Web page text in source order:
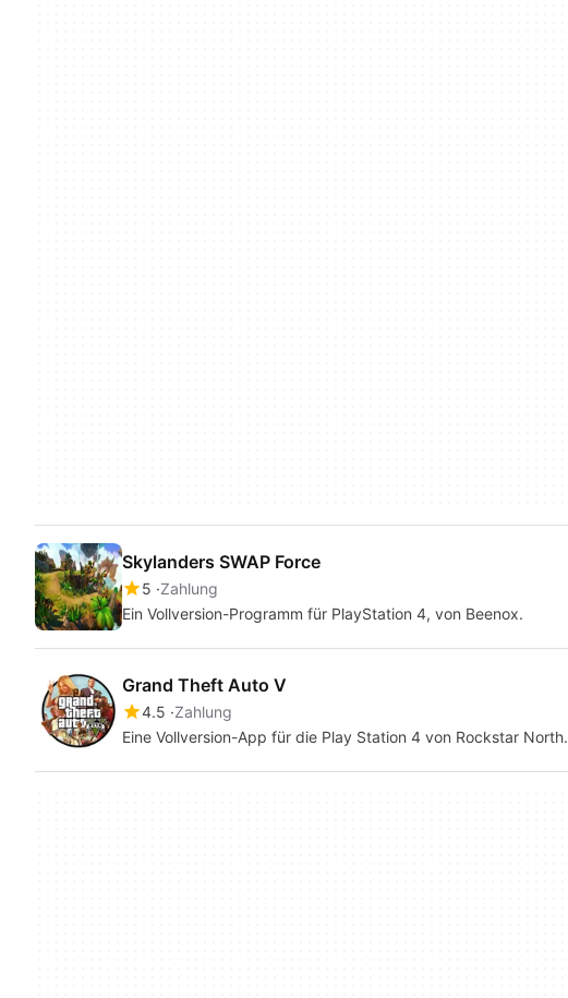
Skylanders SWAP Force
5 Zahlung
Ein Vollversion-Programm für PlayStation 4, von Beenox.
Grand Theft Auto V
4.5 Zahlung
Eine Vollversion-App für die Play Station 4 von Rockstar North.